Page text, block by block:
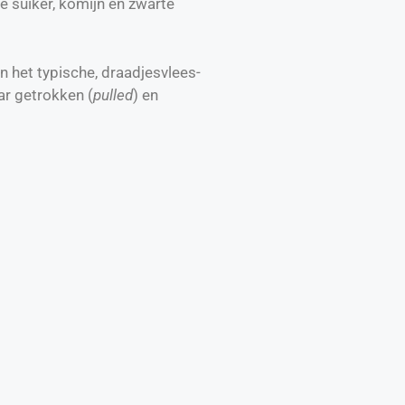
suiker, komijn en zwarte
het typische, draadjesvlees-
getrokken (pulled) en